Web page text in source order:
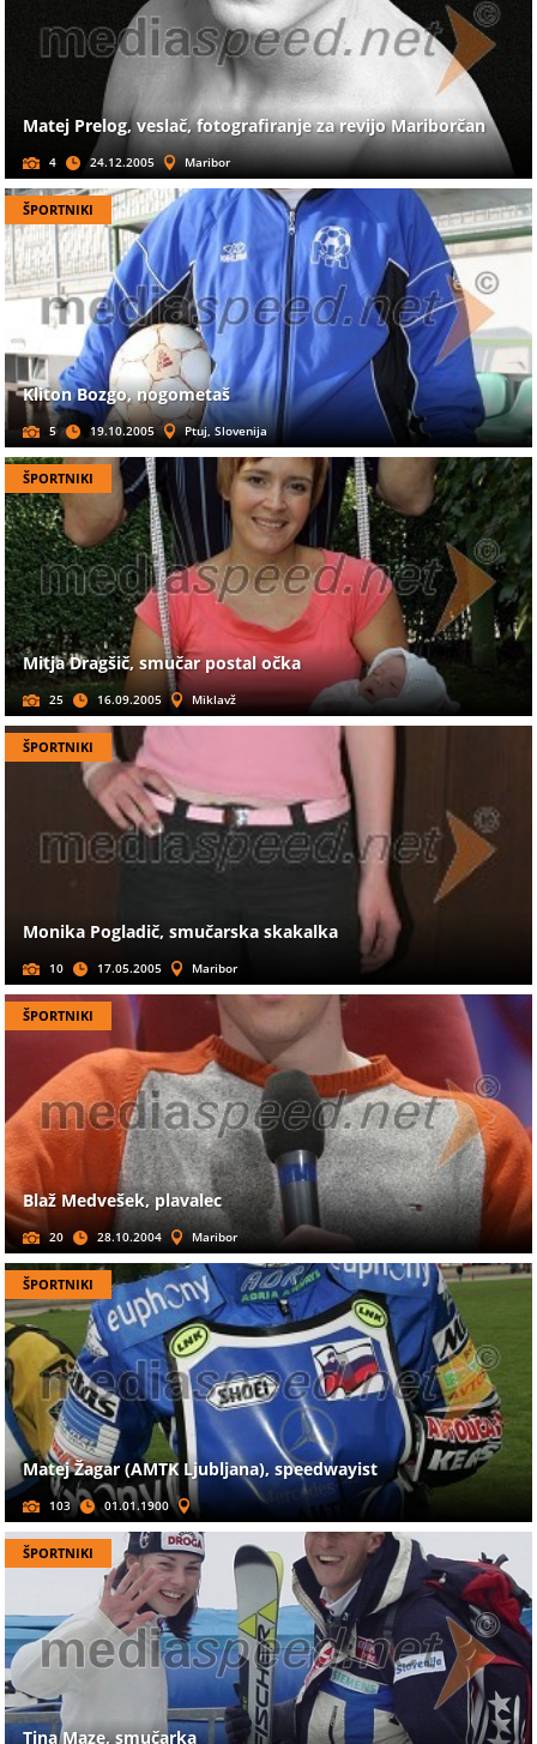
Matej Prelog, veslač, fotografiranje za revijo Mariborčan
4 24.12.2005 Maribor
ŠPORTNIKI
Kliton Bozgo, nogometaš
5 19.10.2005 Ptuj, Slovenija
ŠPORTNIKI
Mitja Dragšič, smučar postal očka
25 16.09.2005 Miklavž
ŠPORTNIKI
Monika Pogladič, smučarska skakalka
10 17.05.2005 Maribor
ŠPORTNIKI
Blaž Medvešek, plavalec
20 28.10.2004 Maribor
ŠPORTNIKI
Matej Žagar (AMTK Ljubljana), speedwayist
103 01.01.1900
ŠPORTNIKI
Tina Maze, smučarka